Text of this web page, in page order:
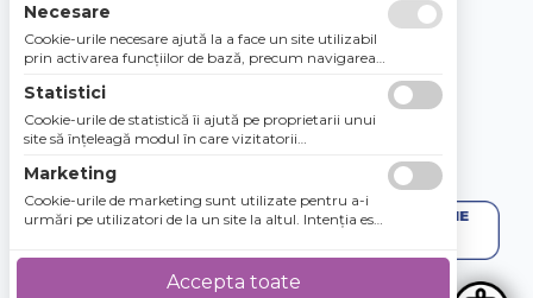
sunt valabile in limita stocului disponibil.
Necesare
Cookie-urile necesare ajută la a face un site utilizabil
prin activarea funcţiilor de bază, precum navigarea
Site-ul nu poate funcţiona corespunzător fără aceste
cookie-uri.
Statistici
Cookie-urile de statistică îi ajută pe proprietarii unui
site să înţeleagă modul în care vizitatorii
raportarea informaţiilor în mod anonim.
Marketing
Cookie-urile de marketing sunt utilizate pentru a-i
urmări pe utilizatori de la un site la altul. Intenţia este
utilizatorii individuali, aşadar ele sunt mai valoroase
pentru agenţiile de puiblicitate şi părţile terţe care se
Accepta toate